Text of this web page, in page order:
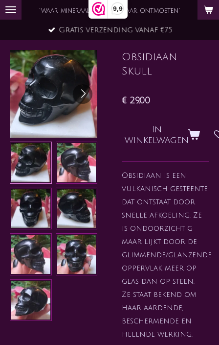
9,9
Ga
de
hoofdinhoud
`waar mineraal en ziel elkaar ontmoeten´
Gratis verzending vanaf €75
Obsidiaan
Skull
€ 29,00
In
winkelwagen
Obsidiaan is een
vulkanisch gesteente
dat ontstaat door
snelle afkoeling. Ze
is ondoorzichtig
maar lijkt door de
glimmende/glanzende
oppervlak meer op
glas dan op steen.
Ze staat bekend om
haar aardende,
beschermende en
helende werking.